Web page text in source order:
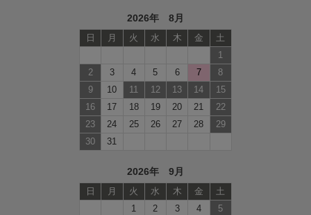
2026年 8月
日 月 火 水 木 金
土
1
2
3 4 5 6 7
8
9
10 11 12 13 14
15
16
17 18 19 20 21
22
23
24 25 26 27 28
29
30
31
2026年 9月
日 月 火 水 木 金
土
1
2 3 4
5